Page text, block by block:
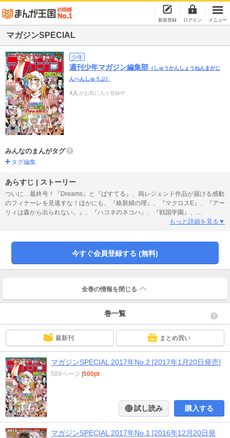
新規登録 ログイン メニュー
マガジンSPECIAL
少年
週刊少年マガジン編集部 （しゅうかんしょうねんまがじ
んへんしゅうぶ）
4人 がお気に入り登録中
みんなのまんがタグ
タグ編集
あらすじ | ストーリー
ついに…最終号！『Dreams』と『ぱすてる』、両レジェンド作品が届ける感動
のフィナーレを見逃すな！ほかにも、『絡新婦の理』、『マクロスE』、『アー
リィは森から出られない。』、『ハコネのネコハ』、『戦国学園』、
『TRICKSTER』が大団円を迎えます！好評の『ルポ魂！ マガスペを創った男
もっと詳細を見る▼
今すぐ会員登録する (無料)
全巻の情報を 閉じる
巻一覧
最新刊 まとめ買い
マガジンSPECIAL 2017年No.2 [2017年1月20日発売]
589ページ 500pt
試し読み 購入する
マガジンSPECIAL 2017年No.1 [2016年12月20日発